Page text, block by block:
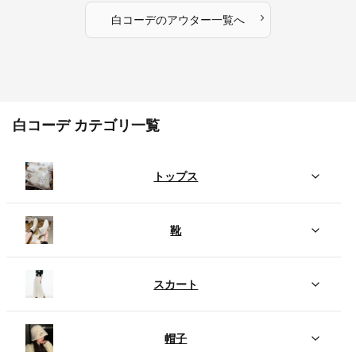
白コーデのアウター一覧へ ›
白コーデ カテゴリ一覧
トップス
靴
スカート
帽子